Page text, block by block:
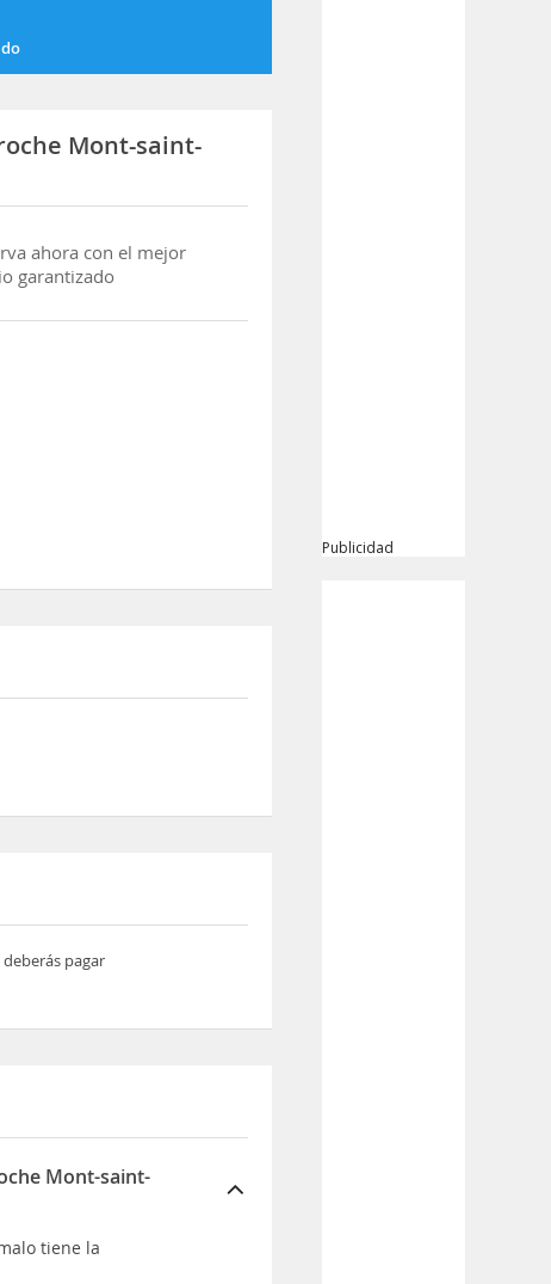
Mont-saint-
ahora con el mejor
garantizado
pagar
Mont-saint-
tiene la
Publicidad